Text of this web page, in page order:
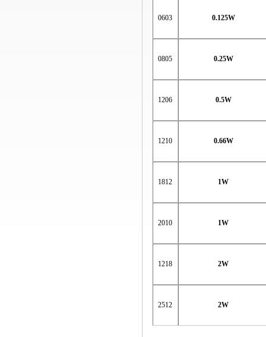
0603 0.125W
0805 0.25W
1206 0.5W
1210 0.66W
1812 1W
2010 1W
1218 2W
2512 2W